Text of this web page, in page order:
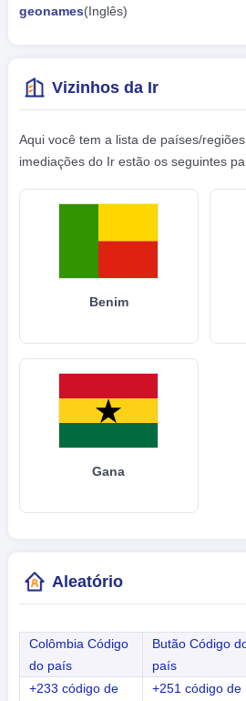
geonames(Inglês)
Vizinhos da Ir
Aqui você tem a lista de países/
imediações do Ir estão os seguintes
Benim
Gana
Aleatório
Colômbia Código
do país
Butão Código
país
+233 código de
+251 código de